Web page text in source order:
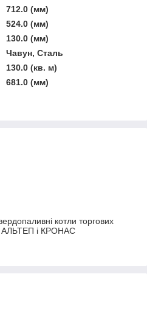
712.0 (мм)
524.0 (мм)
130.0 (мм)
Чавун, Сталь
130.0 (кв. м)
681.0 (мм)
котли торгових
і КРОНАС